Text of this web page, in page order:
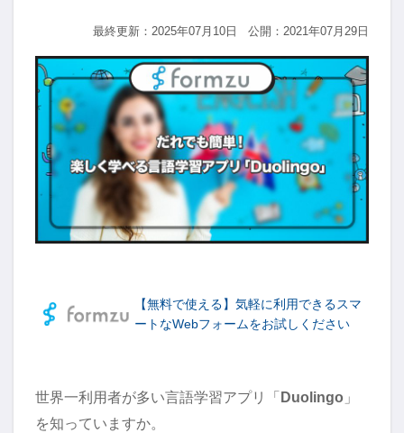
最終更新：2025年07月10日 公開：2021年07月29日
【無料で使える】気軽に利用できるスマ
ートなWebフォームをお試しください
世界一利用者が多い言語学習アプリ「Duolingo 」
を知っていますか。